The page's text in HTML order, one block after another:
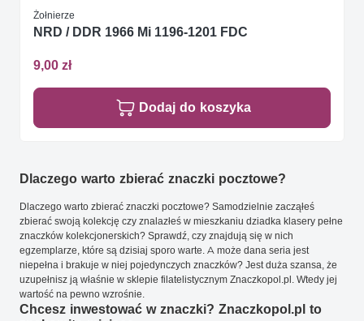
Żołnierze
NRD / DDR 1966 Mi 1196-1201 FDC
9,00 zł
Dodaj do koszyka
Dlaczego warto zbierać znaczki pocztowe?
Dlaczego warto zbierać znaczki pocztowe? Samodzielnie zacząłeś
zbierać swoją kolekcję czy znalazłeś w mieszkaniu dziadka klasery pełne
znaczków kolekcjonerskich? Sprawdź, czy znajdują się w nich
egzemplarze, które są dzisiaj sporo warte. A może dana seria jest
niepełna i brakuje w niej pojedynczych znaczków? Jest duża szansa, że
uzupełnisz ją właśnie w sklepie filatelistycznym Znaczkopol.pl. Wtedy jej
wartość na pewno wzrośnie.
Chcesz inwestować w znaczki? Znaczkopol.pl to